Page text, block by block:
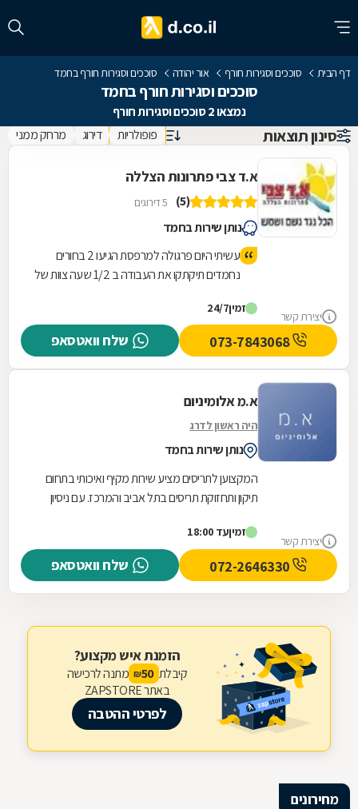
דף הבית סוככים וסגירות חורף אור יהודה סוככים וסגירות חורף בחמד
סוככים וסגירות חורף בחמד
נמצאו 2 סוככים וסגירות חורף
סינון תוצאות פופולריות דירוג מרחק ממני
יצירת קשר
א.ד צבי פתרונות הצללה
(5) 5 דירוגים
נותן שירות בחמד
עשיתי היום פרגולה למרפסת הגיעו 2 בחורים
נחמדים תיקתקו את העבודה ב 1/2 שעה צוות של
הכל נקי ומסודר אשכרה צוות מנצח ממליצה מכל
זמין24/7
שלח וואטסאפ 073-7843068
יצירת קשר
א.מ אלומיניום
היה ראשון לדרג
נותן שירות בחמד
המקצוען לתריסים מציע שירות מקיף ואיכותי בתחום
תיקון ותחזוקת תריסים בתל אביב והמרכז. עם ניסיון
זמיןעד 18:00
שלח וואטסאפ
הזמנת איש מקצוע?
קיבלת 50
₪ מתנה לרכישה
באתר ZAPSTORE
לפרטי ההטבה
מחירונים